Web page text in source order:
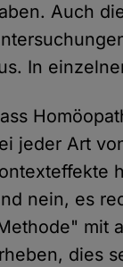
Auch
In
jeder Art
nein, es
mit
dies